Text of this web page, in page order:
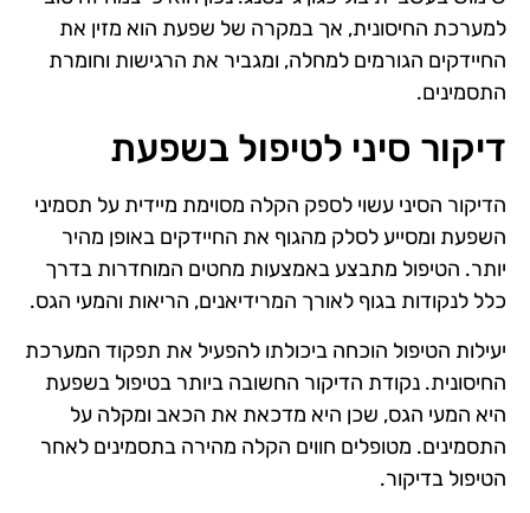
למערכת החיסונית, אך במקרה של שפעת הוא מזין את
החיידקים הגורמים למחלה, ומגביר את הרגישות וחומרת
התסמינים.
דיקור סיני לטיפול בשפעת
הדיקור הסיני עשוי לספק הקלה מסוימת מיידית על תסמיני
השפעת ומסייע לסלק מהגוף את החיידקים באופן מהיר
יותר. הטיפול מתבצע באמצעות מחטים המוחדרות בדרך
כלל לנקודות בגוף לאורך המרידיאנים, הריאות והמעי הגס.
יעילות הטיפול הוכחה ביכולתו להפעיל את תפקוד המערכת
החיסונית. נקודת הדיקור החשובה ביותר בטיפול בשפעת
היא המעי הגס, שכן היא מדכאת את הכאב ומקלה על
התסמינים. מטופלים חווים הקלה מהירה בתסמינים לאחר
הטיפול בדיקור.